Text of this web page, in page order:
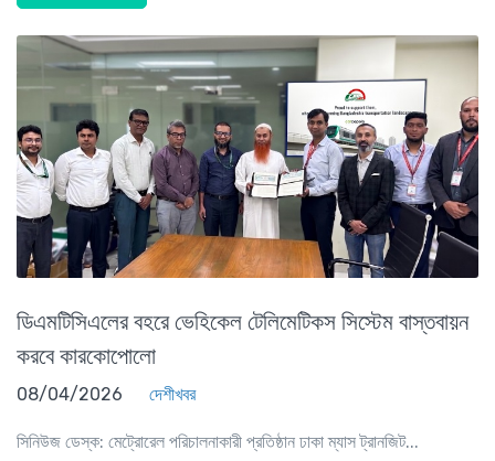
ডিএমটিসিএলের বহরে ভেহিকেল টেলিমেটিকস সিস্টেম বাস্তবায়ন
করবে কারকোপোলো
08/04/2026 দেশীখবর
সিনিউজ ডেস্ক: মেট্রোরেল পরিচালনাকারী প্রতিষ্ঠান ঢাকা ম্যাস ট্রানজিট...